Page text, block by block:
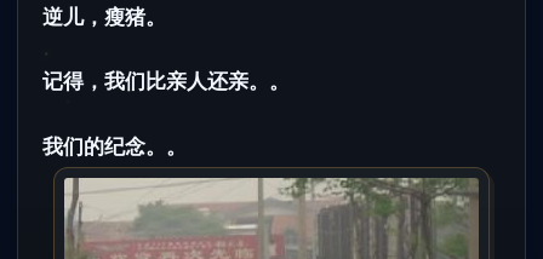
逆儿，瘦猪。
记得，我们比亲人还亲。。
我们的纪念。。